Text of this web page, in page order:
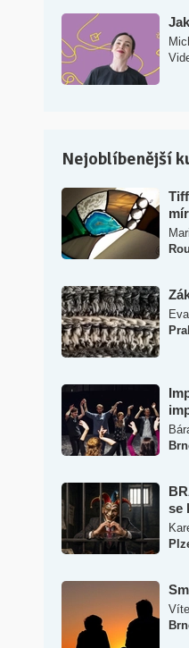
Nejoblíbenější
se